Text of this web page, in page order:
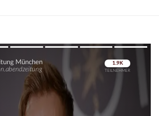
Überspringen